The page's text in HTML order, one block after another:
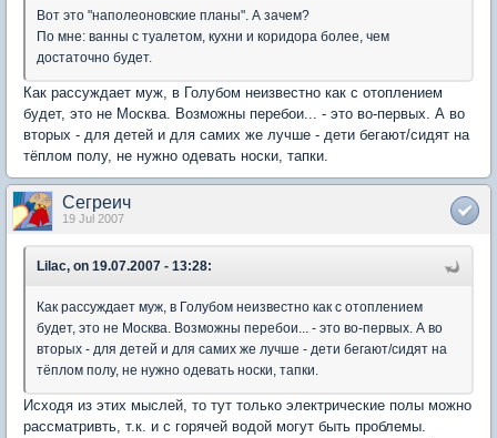
Вот это "наполеоновские планы". А зачем?
По мне: ванны с туалетом, кухни и коридора более, чем
достаточно будет.
Как рассуждает муж, в Голубом неизвестно как с отоплением
будет, это не Москва. Возможны перебои... - это во-первых. А во
вторых - для детей и для самих же лучше - дети бегают/сидят на
тёплом полу, не нужно одевать носки, тапки.
Сегреич
19 Jul 2007
Lilac, on 19.07.2007 - 13:28:
Как рассуждает муж, в Голубом неизвестно как с отоплением
будет, это не Москва. Возможны перебои... - это во-первых. А во
вторых - для детей и для самих же лучше - дети бегают/сидят на
тёплом полу, не нужно одевать носки, тапки.
Исходя из этих мыслей, то тут только электрические полы можно
рассматривть, т.к. и с горячей водой могут быть проблемы.